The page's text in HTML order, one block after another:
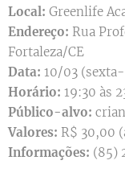
Local: Greenlife
Endereço: Rua
Fortaleza/CE
Data: 10/03
Horário: 19:30 às
Público-alvo:
Valores: R$ 30,00
Informações: (85)